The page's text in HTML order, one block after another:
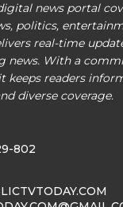
news portal
politics,
real-time
news. With a
keeps readers
diverse coverage.
802